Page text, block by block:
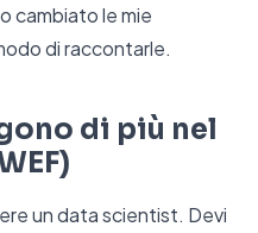
cambiato le mie
di raccontarle.
di più nel
un data scientist. Devi